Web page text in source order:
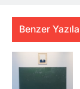
Benzer